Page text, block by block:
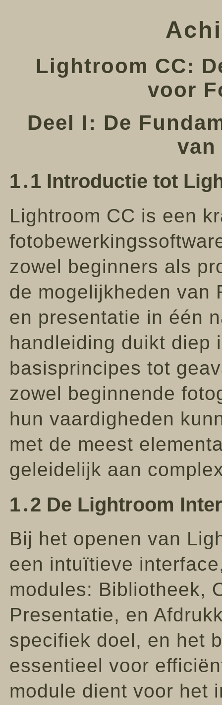
Lightroom CC:
voor
Deel I: De
1․1 Introductie tot
Lightroom CC is een
zowel beginners als
de mogelijkheden van
en presentatie in één
handleiding duikt diep
basisprincipes tot
zowel beginnende
hun vaardigheden
met de meest
geleidelijk aan
1․2 De Lightroom
Bij het openen van
een intuïtieve
modules: Bibliotheek,
Presentatie, en
specifiek doel, en het
essentieel voor
module dient voor het